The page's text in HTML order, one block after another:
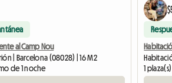
al Camp Nou
| Barcelona (08028) | 16 M2
de 1 noche
1